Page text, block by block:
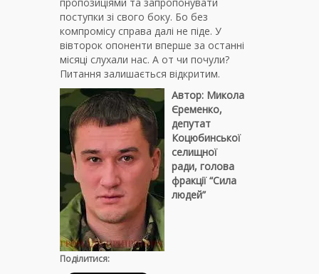
поступки зі свого боку. Бо без
компромісу справа далі не піде. У
вівторок опоненти вперше за останні
місяці слухали нас. А от чи почули?
Питання залишається відкритим.
Автор: Микола
Єременко,
депутат
Коцюбинської
селищної
ради, голова
фракції “Сила
людей”
Поділитися: